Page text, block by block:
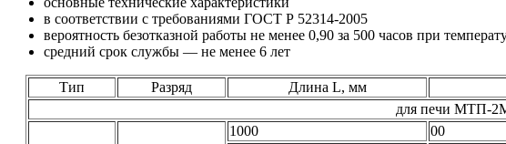
в соответствии с требованиями ГОСТ Р 52314-2005
вероятность безотказной работы не менее 0,90 за 500 часов при
средний срок службы — не менее 6 лет
Тип Разряд Длина L, мм
для печи МТП-
1000
00